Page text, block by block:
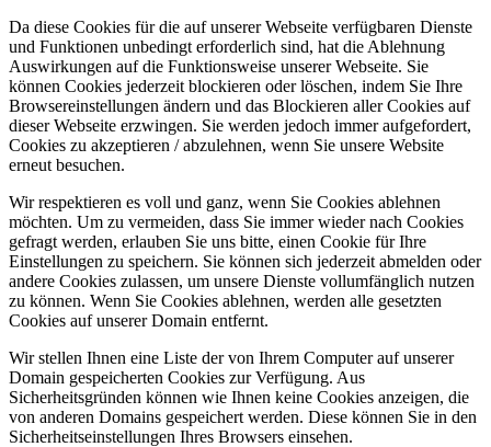
Da diese Cookies für die auf unserer Webseite verfügbaren Dienste
und Funktionen unbedingt erforderlich sind, hat die Ablehnung
Auswirkungen auf die Funktionsweise unserer Webseite. Sie
können Cookies jederzeit blockieren oder löschen, indem Sie Ihre
Browsereinstellungen ändern und das Blockieren aller Cookies auf
dieser Webseite erzwingen. Sie werden jedoch immer aufgefordert,
Cookies zu akzeptieren / abzulehnen, wenn Sie unsere Website
erneut besuchen.
Wir respektieren es voll und ganz, wenn Sie Cookies ablehnen
möchten. Um zu vermeiden, dass Sie immer wieder nach Cookies
gefragt werden, erlauben Sie uns bitte, einen Cookie für Ihre
Einstellungen zu speichern. Sie können sich jederzeit abmelden oder
andere Cookies zulassen, um unsere Dienste vollumfänglich nutzen
zu können. Wenn Sie Cookies ablehnen, werden alle gesetzten
Cookies auf unserer Domain entfernt.
Wir stellen Ihnen eine Liste der von Ihrem Computer auf unserer
Domain gespeicherten Cookies zur Verfügung. Aus
Sicherheitsgründen können wie Ihnen keine Cookies anzeigen, die
von anderen Domains gespeichert werden. Diese können Sie in den
Sicherheitseinstellungen Ihres Browsers einsehen.